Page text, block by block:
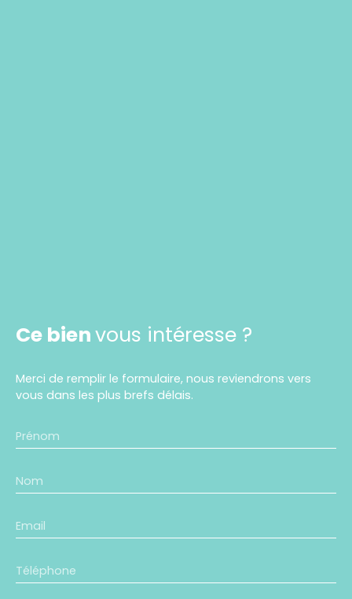
Ce bienvous intéresse ?
Merci de remplir le formulaire, nous reviendrons vers
vous dans les plus brefs délais.
Prénom
Nom
Email
Téléphone